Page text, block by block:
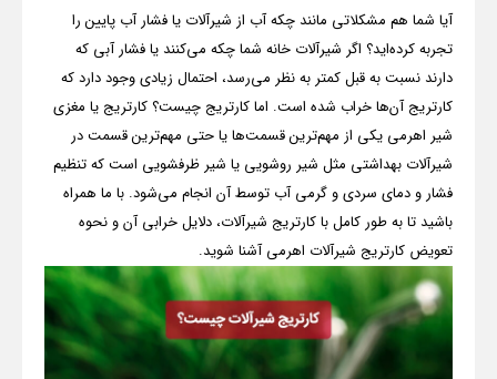
آیا شما هم مشکلاتی مانند چکه آب از شیرآلات یا فشار آب پایین را
تجربه کرده‌اید؟ اگر شیرآلات خانه شما چکه می‌کنند یا فشار آبی که
دارند نسبت به قبل کمتر به نظر می‌رسد، احتمال زیادی وجود دارد که
کارتریج آن‌ها خراب شده است. اما کارتریج چیست؟ کارتریج یا مغزی
شیر اهرمی یکی از مهم‌ترین قسمت‌ها یا حتی مهم‌ترین قسمت در
شیرآلات بهداشتی مثل شیر روشویی یا شیر ظرفشویی است که تنظیم
فشار و دمای سردی و گرمی آب توسط آن انجام می‌شود. با ما همراه
باشید تا به طور کامل با کارتریج شیرآلات، دلایل خرابی آن و نحوه
تعویض کارتریج شیرآلات اهرمی آشنا شوید.